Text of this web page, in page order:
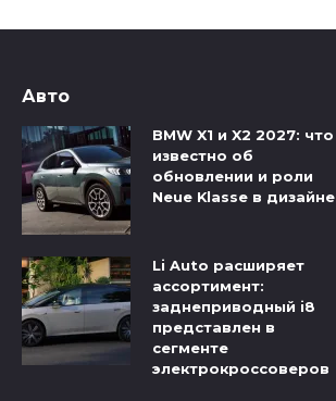
Авто
BMW X1 и X2 2027: что
известно об
обновлении и роли
Neue Klasse в дизайне
Li Auto расширяет
ассортимент:
заднеприводный i8
представлен в
сегменте
электрокроссоверов